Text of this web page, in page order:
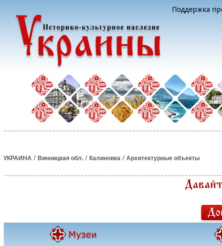
Поддержка
УКРАИНА / Винницкая обл. / Калиновка / Архитектурные объекты